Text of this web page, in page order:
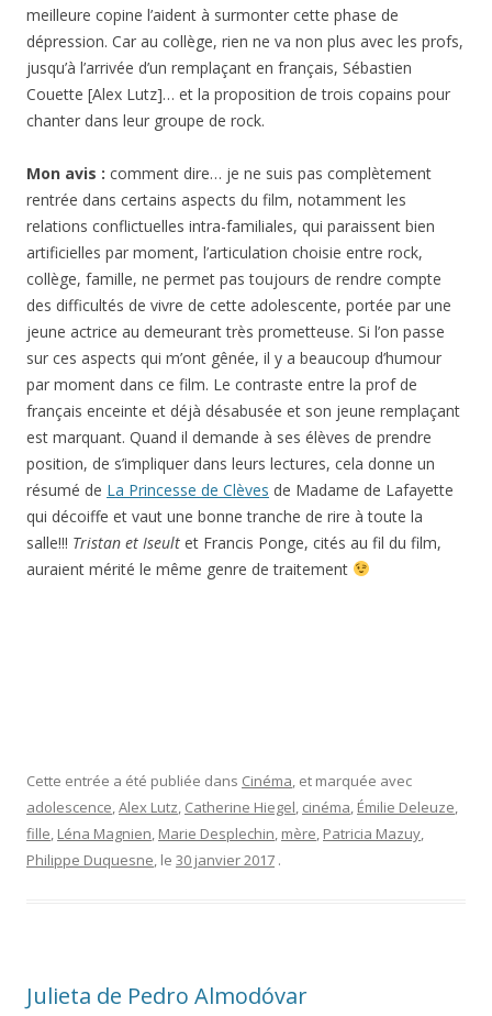
meilleure copine l’aident à surmonter cette phase de
dépression. Car au collège, rien ne va non plus avec les profs,
jusqu’à l’arrivée d’un remplaçant en français, Sébastien
Couette [Alex Lutz]… et la proposition de trois copains pour
chanter dans leur groupe de rock.
Mon avis : comment dire… je ne suis pas complètement
rentrée dans certains aspects du film, notamment les
relations conflictuelles intra-familiales, qui paraissent bien
artificielles par moment, l’articulation choisie entre rock,
collège, famille, ne permet pas toujours de rendre compte
des difficultés de vivre de cette adolescente, portée par une
jeune actrice au demeurant très prometteuse. Si l’on passe
sur ces aspects qui m’ont gênée, il y a beaucoup d’humour
par moment dans ce film. Le contraste entre la prof de
français enceinte et déjà désabusée et son jeune remplaçant
est marquant. Quand il demande à ses élèves de prendre
position, de s’impliquer dans leurs lectures, cela donne un
résumé de La Princesse de Clèves de Madame de Lafayette
qui décoiffe et vaut une bonne tranche de rire à toute la
salle!!! Tristan et Iseult et Francis Ponge, cités au fil du film,
auraient mérité le même genre de traitement
Cette entrée a été publiée dans Cinéma, et marquée avec
adolescence,Alex Lutz, Catherine Hiegel, cinéma, Émilie Deleuze,
fille, Léna Magnien, Marie Desplechin, mère, Patricia Mazuy,
Philippe Duquesne, le 30 janvier 2017 .
Julieta de Pedro Almodóvar